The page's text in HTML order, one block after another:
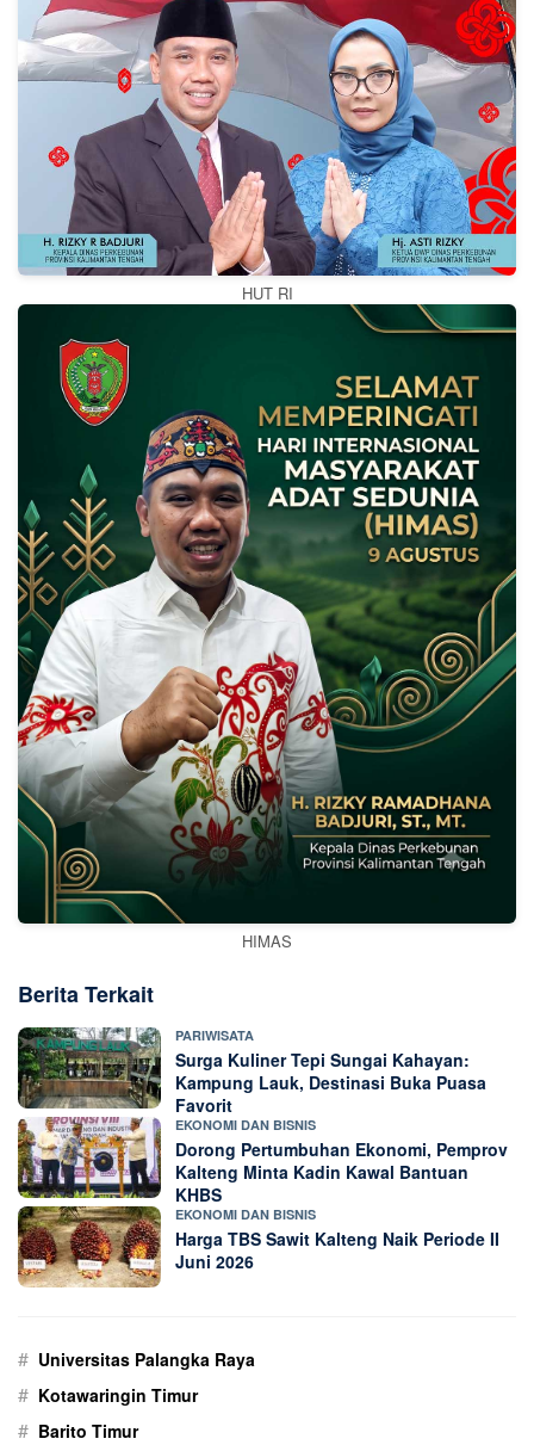
HUT RI
HIMAS
Berita Terkait
PARIWISATA
Surga Kuliner Tepi Sungai Kahayan:
Kampung Lauk, Destinasi Buka Puasa
Favorit
EKONOMI DAN BISNIS
Dorong Pertumbuhan Ekonomi, Pemprov
Kalteng Minta Kadin Kawal Bantuan
KHBS
EKONOMI DAN BISNIS
Harga TBS Sawit Kalteng Naik Periode II
Juni 2026
# Universitas Palangka Raya
# Kotawaringin Timur
# Barito Timur